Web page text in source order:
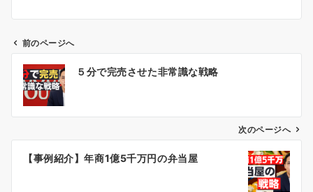
ビ
前のページへ
５分で完売させた非常識な戦略
次のページへ
【事例紹介】年商1億5千万円の弁当屋